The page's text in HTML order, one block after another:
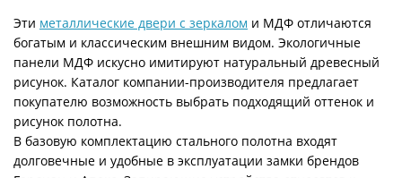
Эти металлические двери с зеркалом и МДФ отличаются
богатым и классическим внешним видом. Экологичные
панели МДФ искусно имитируют натуральный древесный
рисунок. Каталог компании-производителя предлагает
покупателю возможность выбрать подходящий оттенок и
рисунок полотна.
В базовую комплектацию стального полотна входят
долговечные и удобные в эксплуатации замки брендов